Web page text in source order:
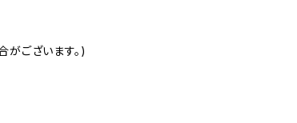
がございます。)